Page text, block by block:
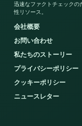
迅速なファクトチェックの
性リソース。
会社概要
お問い合わせ
私たちのストーリー
プライバシーポリシー
クッキーポリシー
ニュースレター